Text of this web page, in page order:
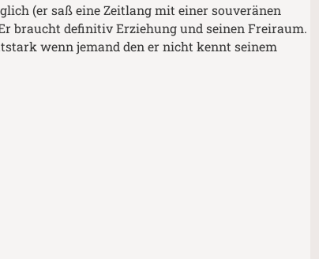
(er saß eine Zeitlang mit einer souveränen
braucht definitiv Erziehung und seinen Freiraum.
wenn jemand den er nicht kennt seinem